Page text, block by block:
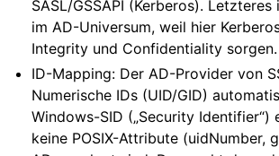
SASL/GSSAPI (Kerberos).
im AD-Universum, weil hier
Integrity und Confidentiality sorgen.
ID-Mapping: Der AD-Provider von
Numerische IDs (UID/GID)
Windows-SID („Security Identifier“)
keine POSIX-Attribute (uidNumber,